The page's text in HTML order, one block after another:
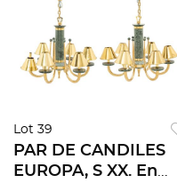
Lot 39
PAR DE CANDILES
EUROPA, S XX. En